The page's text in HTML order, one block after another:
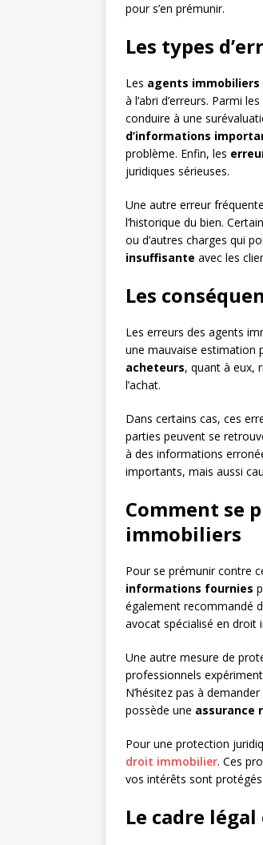
pour s’en prémunir.
Les types
Les agents immobiliers
à l’abri d’erreurs. Parmi
conduire à une
d’informations
problème. Enfin, les
juridiques sérieuses.
Une autre erreur
l’historique du bien.
ou d’autres charges qui
insuffisante avec les
Les
Les erreurs des agents
une mauvaise estimation
acheteurs, quant à eux,
l’achat.
Dans certains cas, ces
parties peuvent se
à des informations
importants, mais aussi
Comment se
immobiliers
Pour se prémunir contre
informations fournies
également recommandé
avocat spécialisé en droit
Une autre mesure de
professionnels
N’hésitez pas à
possède une assurance
Pour une protection
droit immobilier. Ces
vos intérêts sont protégés.
Le cadre